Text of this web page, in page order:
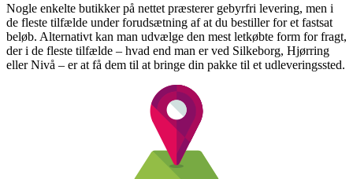
Nogle enkelte butikker på nettet præsterer gebyrfri levering, men i
de fleste tilfælde under forudsætning af at du bestiller for et fastsat
beløb. Alternativt kan man udvælge den mest letkøbte form for fragt,
der i de fleste tilfælde – hvad end man er ved Silkeborg, Hjørring
eller Nivå – er at få dem til at bringe din pakke til et udleveringssted.